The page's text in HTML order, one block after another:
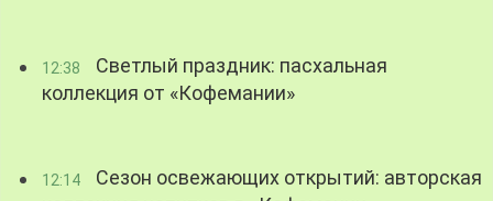
12:38
Светлый праздник: пасхальная
коллекция от «Кофемании»
12:14
Сезон освежающих открытий: авторская